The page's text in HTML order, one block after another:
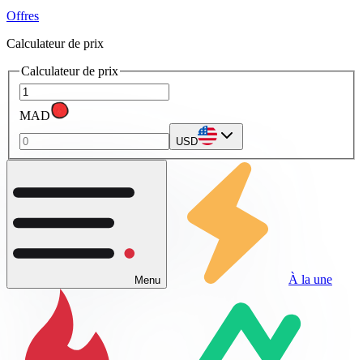
Offres
Calculateur de prix
Calculateur de prix
MAD
USD
Menu À la une